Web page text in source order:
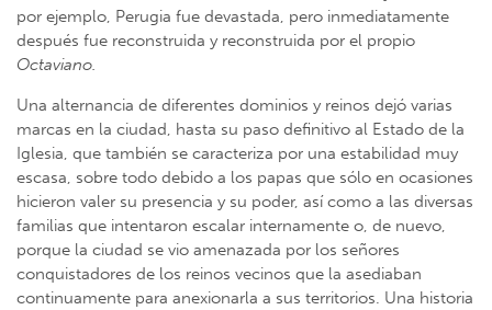
por ejemplo, Perugia fue devastada, pero inmediatamente
después fue reconstruida y reconstruida por el propio
Octaviano.
Una alternancia de diferentes dominios y reinos dejó varias
marcas en la ciudad, hasta su paso definitivo al Estado de la
Iglesia, que también se caracteriza por una estabilidad muy
escasa, sobre todo debido a los papas que sólo en ocasiones
hicieron valer su presencia y su poder, así como a las diversas
familias que intentaron escalar internamente o, de nuevo,
porque la ciudad se vio amenazada por los señores
conquistadores de los reinos vecinos que la asediaban
continuamente para anexionarla a sus territorios. Una historia